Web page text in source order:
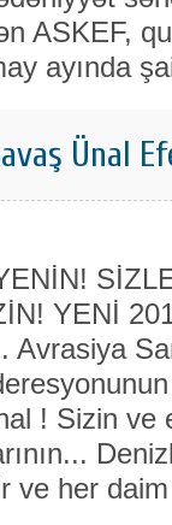
ASKEF,
ayında
Ünal
YENİ
Avrasiya
! Sizin ve
ve her daim